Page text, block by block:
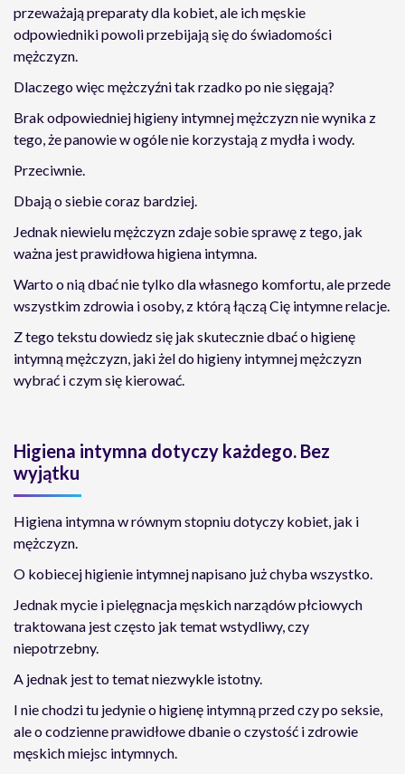
przeważają preparaty dla kobiet, ale ich męskie
odpowiedniki powoli przebijają się do świadomości
mężczyzn.
Dlaczego więc mężczyźni tak rzadko po nie sięgają?
Brak odpowiedniej higieny intymnej mężczyzn nie wynika z
tego, że panowie w ogóle nie korzystają z mydła i wody.
Przeciwnie.
Dbają o siebie coraz bardziej.
Jednak niewielu mężczyzn zdaje sobie sprawę z tego, jak
ważna jest prawidłowa higiena intymna.
Warto o nią dbać nie tylko dla własnego komfortu, ale przede
wszystkim zdrowia i osoby, z którą łączą Cię intymne relacje.
Z tego tekstu dowiedz się jak skutecznie dbać o higienę
intymną mężczyzn, jaki żel do higieny intymnej mężczyzn
wybrać i czym się kierować.
Higiena intymna dotyczy każdego. Bez
wyjątku
Higiena intymna w równym stopniu dotyczy kobiet, jak i
mężczyzn.
O kobiecej higienie intymnej napisano już chyba wszystko.
Jednak mycie i pielęgnacja męskich narządów płciowych
traktowana jest często jak temat wstydliwy, czy
niepotrzebny.
A jednak jest to temat niezwykle istotny.
I nie chodzi tu jedynie o higienę intymną przed czy po seksie,
ale o codzienne prawidłowe dbanie o czystość i zdrowie
męskich miejsc intymnych.